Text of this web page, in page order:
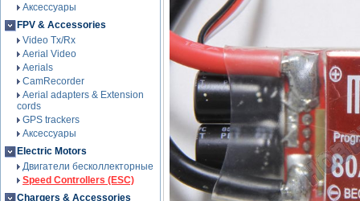
Аксессуары
FPV & Accessories
Video Tx/Rx
Aerial Video
Aerials
CamRecorder
Aerial adapters & Extension
cords
GPS trackers
Аксессуары
Electric Motors
Двигатели бесколлекторные
Speed Controllers (ESC)
Chargers & Accessories